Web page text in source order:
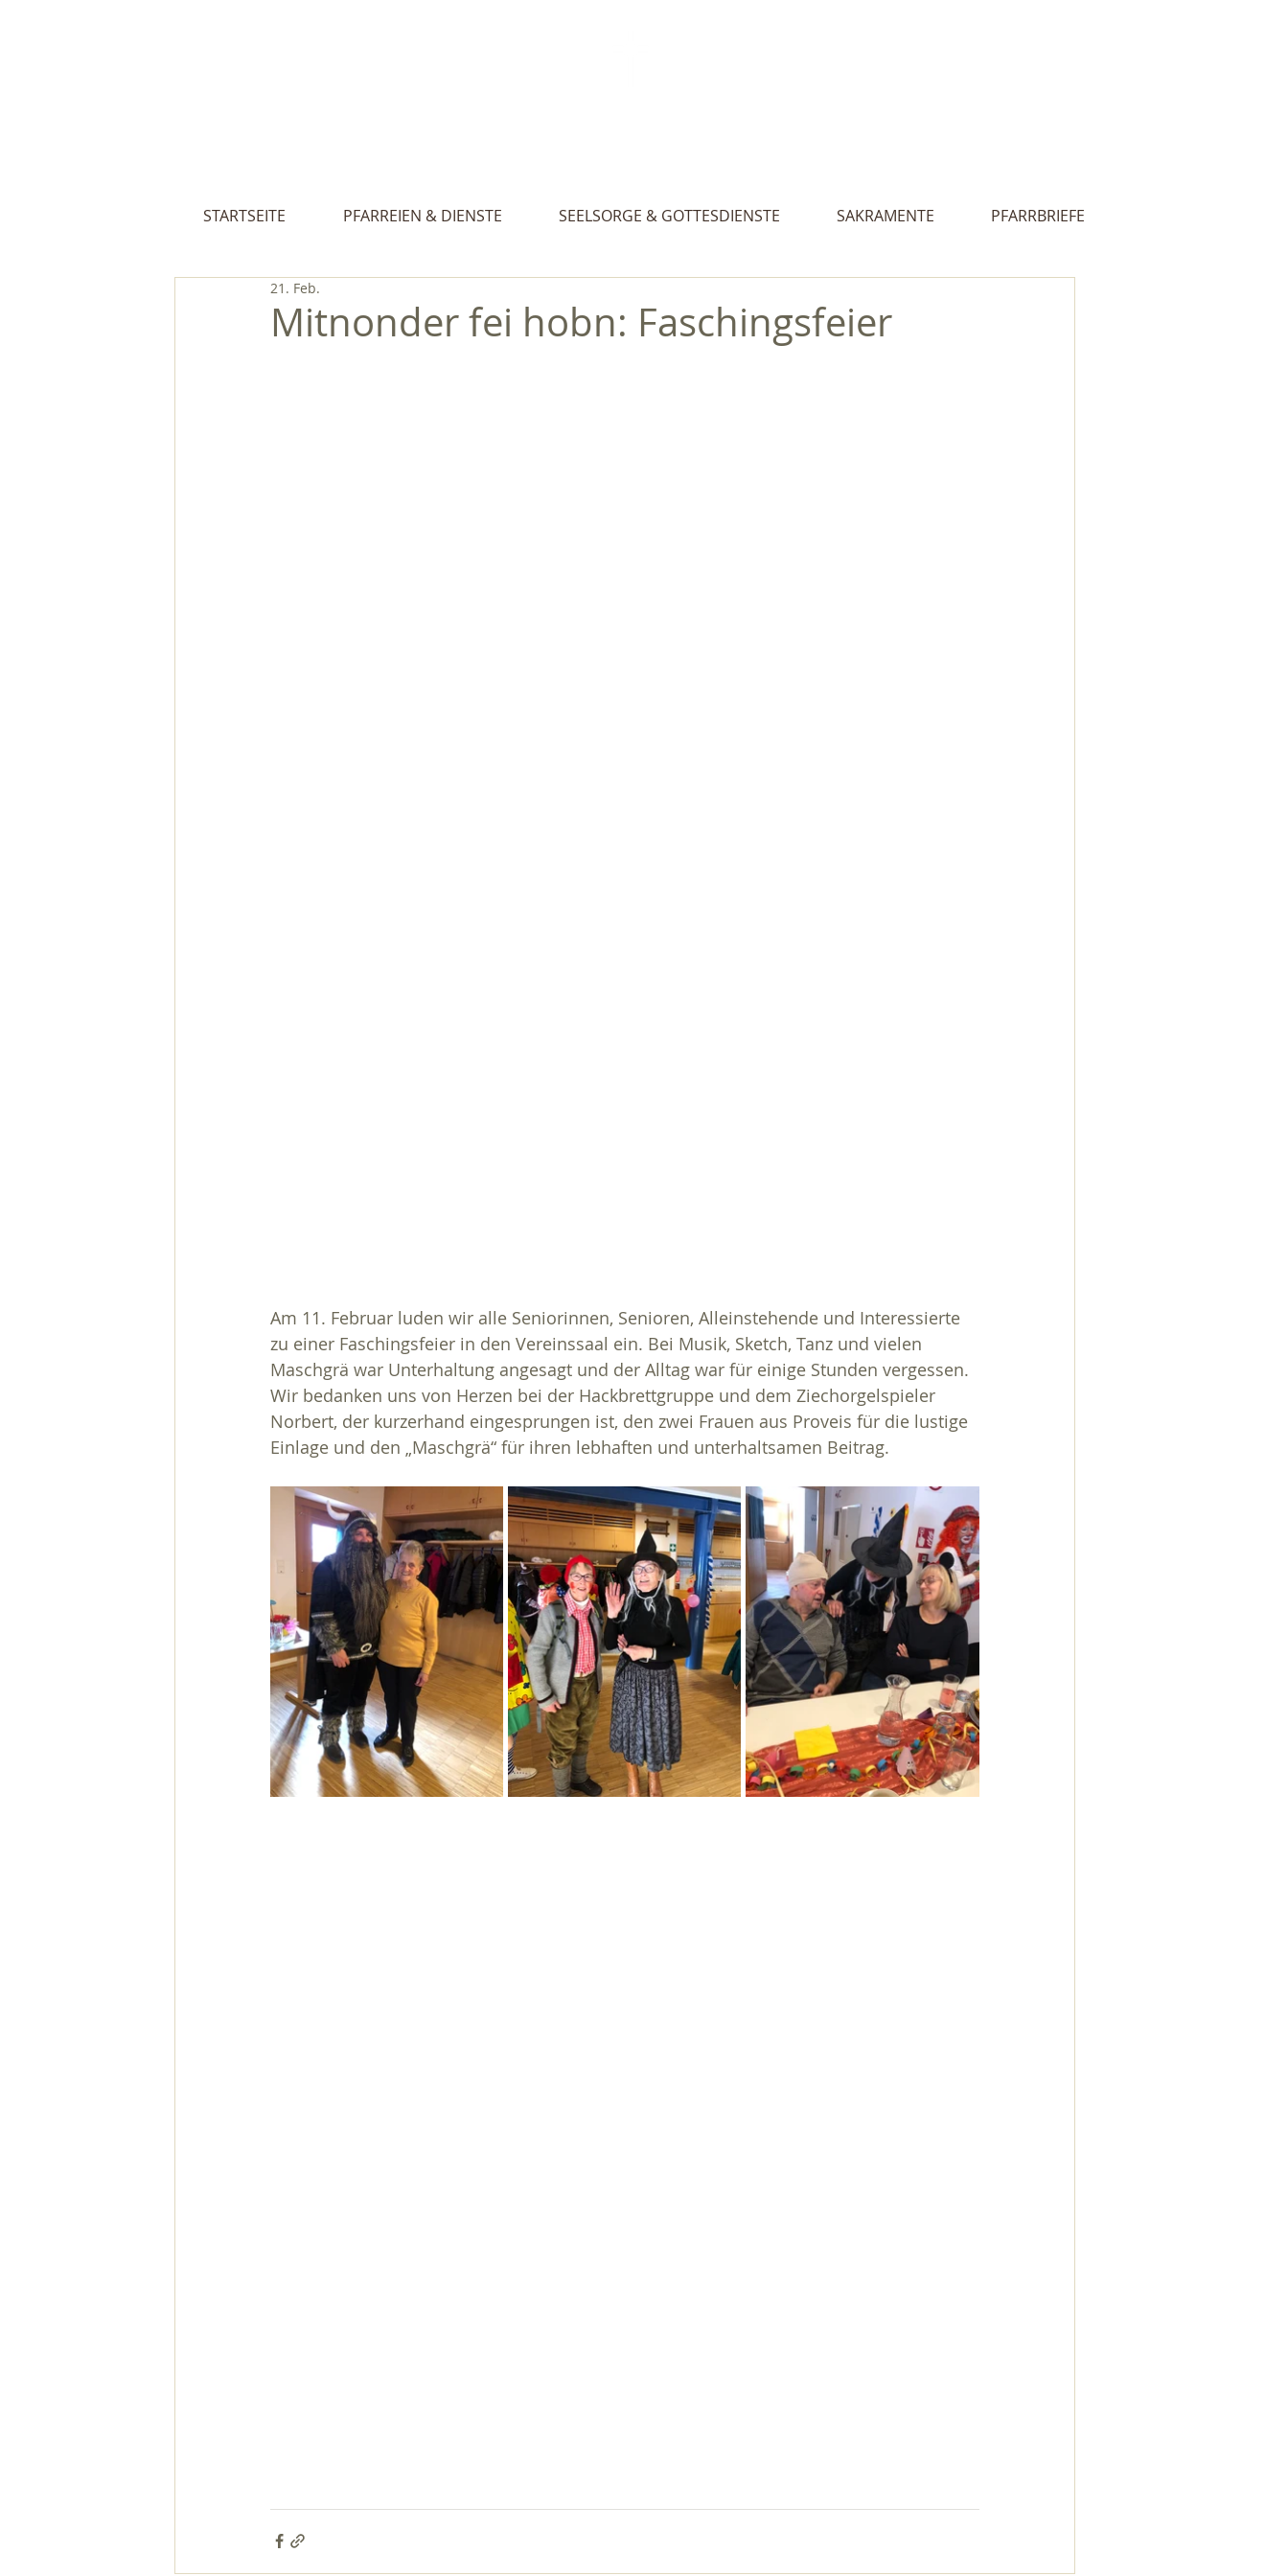
STARTSEITE PFARREIEN & DIENSTE SEELSORGE & GOTTESDIENSTE SAKRAMENTE PFARRBRIEFE
Mitnonder fei hobn: Faschingsfeier
21. Feb.
Am 11. Februar luden wir alle Seniorinnen, Senioren, Alleinstehende und Interessierte
zu einer Faschingsfeier in den Vereinssaal ein. Bei Musik, Sketch, Tanz und vielen
Maschgrä war Unterhaltung angesagt und der Alltag war für einige Stunden vergessen.
Wir bedanken uns von Herzen bei der Hackbrettgruppe und dem Ziechorgelspieler
Norbert, der kurzerhand eingesprungen ist, den zwei Frauen aus Proveis für die lustige
Einlage und den „Maschgrä“ für ihren lebhaften und unterhaltsamen Beitrag.